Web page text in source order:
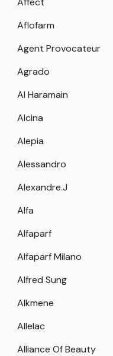
Aflofarm
Agent Provocateur
Agrado
Al Haramain
Alcina
Alepia
Alessandro
Alexandre.J
Alfa
Alfaparf
Alfaparf Milano
Alfred Sung
Alkmene
Allelac
Alliance Of Beauty